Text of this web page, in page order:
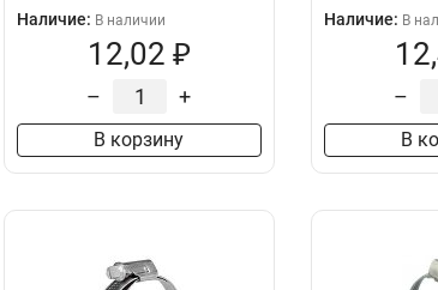
Наличие: В наличии
12,02 ₽
– +
В корзину
Наличие: В
–
В